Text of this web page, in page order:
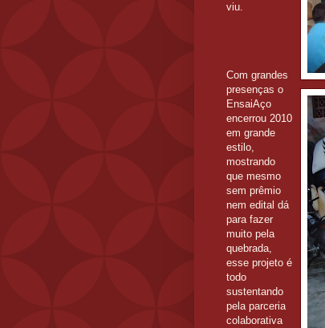
viu.
Com grandes
presenças o
EnsaiAço
encerrou 2010
em grande
estilo,
mostrando
que mesmo
sem prêmio
nem edital dá
para fazer
muito pela
quebrada,
esse projeto é
todo
sustentando
pela parceria
colaborativa